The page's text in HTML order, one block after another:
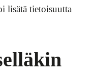
lisätä tietoisuutta